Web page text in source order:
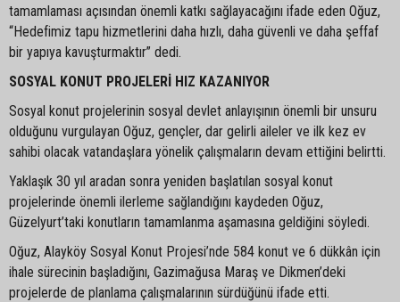
tamamlaması açısından önemli katkı sağlayacağını ifade eden Oğuz,
“Hedefimiz tapu hizmetlerini daha hızlı, daha güvenli ve daha şeffaf
bir yapıya kavuşturmaktır” dedi.
SOSYAL KONUT PROJELERİ HIZ KAZANIYOR
Sosyal konut projelerinin sosyal devlet anlayışının önemli bir unsuru
olduğunu vurgulayan Oğuz, gençler, dar gelirli aileler ve ilk kez ev
sahibi olacak vatandaşlara yönelik çalışmaların devam ettiğini belirtti.
Yaklaşık 30 yıl aradan sonra yeniden başlatılan sosyal konut
projelerinde önemli ilerleme sağlandığını kaydeden Oğuz,
Güzelyurt’taki konutların tamamlanma aşamasına geldiğini söyledi.
Oğuz, Alayköy Sosyal Konut Projesi’nde 584 konut ve 6 dükkân için
ihale sürecinin başladığını, Gazimağusa Maraş ve Dikmen’deki
projelerde de planlama çalışmalarının sürdüğünü ifade etti.